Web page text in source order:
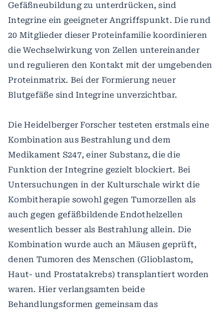
Gefäßneubildung zu unterdrücken, sind
Integrine ein geeigneter Angriffspunkt. Die rund
20 Mitglieder dieser Proteinfamilie koordinieren
die Wechselwirkung von Zellen untereinander
und regulieren den Kontakt mit der umgebenden
Proteinmatrix. Bei der Formierung neuer
Blutgefäße sind Integrine unverzichtbar.
Die Heidelberger Forscher testeten erstmals eine
Kombination aus Bestrahlung und dem
Medikament S247, einer Substanz, die die
Funktion der Integrine gezielt blockiert. Bei
Untersuchungen in der Kulturschale wirkt die
Kombitherapie sowohl gegen Tumorzellen als
auch gegen gefäßbildende Endothelzellen
wesentlich besser als Bestrahlung allein. Die
Kombination wurde auch an Mäusen geprüft,
denen Tumoren des Menschen (Glioblastom,
Haut- und Prostatakrebs) transplantiert worden
waren. Hier verlangsamten beide
Behandlungsformen gemeinsam das